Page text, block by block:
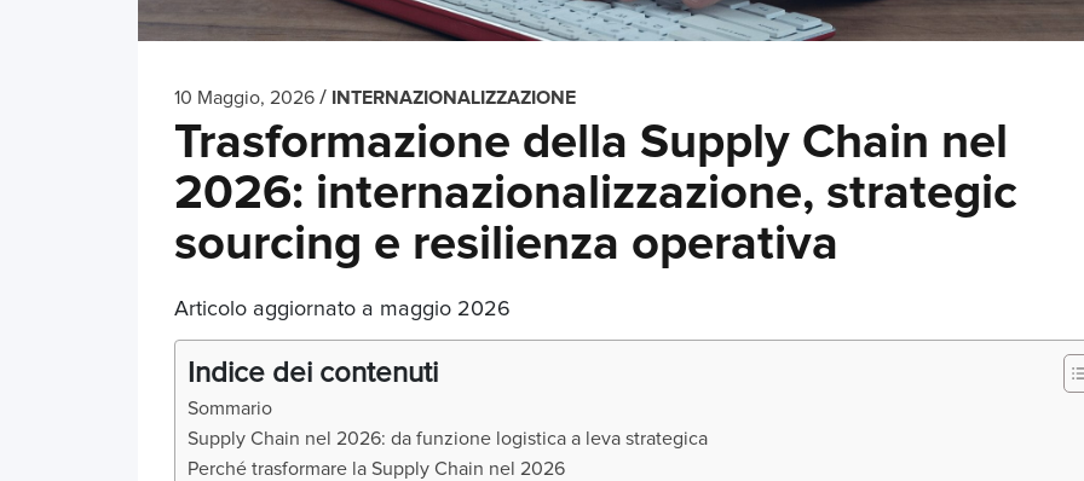
10 Maggio, 2026 / INTERNAZIONALIZZAZIONE
Trasformazione della Supply Chain nel
2026: internazionalizzazione, strategic
sourcing e resilienza operativa
Articolo aggiornato a maggio 2026
Indice dei contenuti
Sommario
Supply Chain nel 2026: da funzione logistica a leva strategica
Perché trasformare la Supply Chain nel 2026